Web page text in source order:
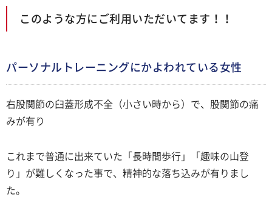
このような方にご利用いただいてます！！
パーソナルトレーニングにかよわれている女性
右股関節の臼蓋形成不全（小さい時から）で、股関節の痛
みが有り
これまで普通に出来ていた「長時間歩行」「趣味の山登
り」が難しくなった事で、精神的な落ち込みが有りまし
た。